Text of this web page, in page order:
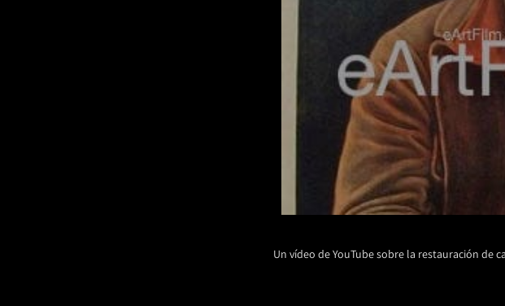
Un vídeo de YouTube sobre la restauración de